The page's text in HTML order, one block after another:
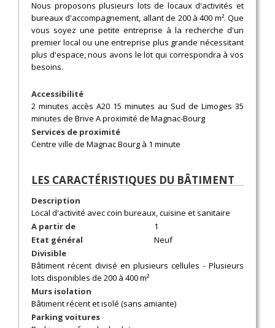
Nous proposons plusieurs lots de locaux d'activités et
bureaux d'accompagnement, allant de 200 à 400 m². Que
vous soyez une petite entreprise à la recherche d'un
premier local ou une entreprise plus grande nécessitant
plus d'espace, nous avons le lot qui correspondra à vos
besoins.
Accessibilité
2 minutes accès A20 15 minutes au Sud de Limoges 35
minutes de Brive A proximité de Magnac-Bourg
Services de proximité
Centre ville de Magnac Bourg à 1 minute
LES CARACTÉRISTIQUES DU BÂTIMENT
Description
Local d'activité avec coin bureaux, cuisine et sanitaire
A partir de
1
Etat général
Neuf
Divisible
Bâtiment récent divisé en plusieurs cellules - Plusieurs
lots disponibles de 200 à 400 m²
Murs isolation
Bâtiment récent et isolé (sans amiante)
Parking voitures